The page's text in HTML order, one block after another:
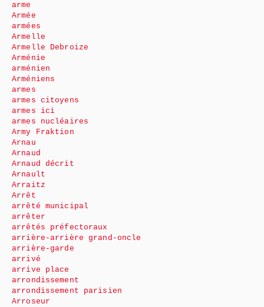
arme
Armée
armées
Armelle
Armelle Debroize
Arménie
arménien
Arméniens
armes
armes citoyens
armes ici
armes nucléaires
Army Fraktion
Arnau
Arnaud
Arnaud décrit
Arnault
Arraitz
Arrêt
arrêté municipal
arrêter
arrêtés préfectoraux
arrière-arrière grand-oncle
arrière-garde
arrivé
arrive place
arrondissement
arrondissement parisien
Arroseur